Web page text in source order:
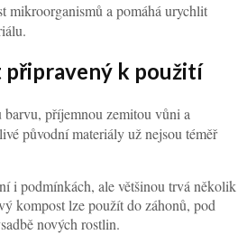
mikroorganismů a pomáhá urychlit
připravený k použití
barvu, příjemnou zemitou vůni a
původní materiály už nejsou téměř
i podmínkách, ale většinou trvá několik
kompost lze použít do záhonů, pod
nových rostlin.